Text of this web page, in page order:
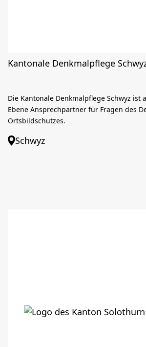
Kantonale Denkmalpflege
Die Kantonale Denkmalpflege Schwyz ist
Ebene Ansprechpartner für Fragen des
Ortsbildschutzes.
Schwyz